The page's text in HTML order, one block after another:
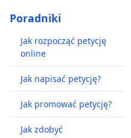
Poradniki
Jak rozpocząć petycję
online
Jak napisać petycję?
Jak promować petycję?
Jak zdobyć